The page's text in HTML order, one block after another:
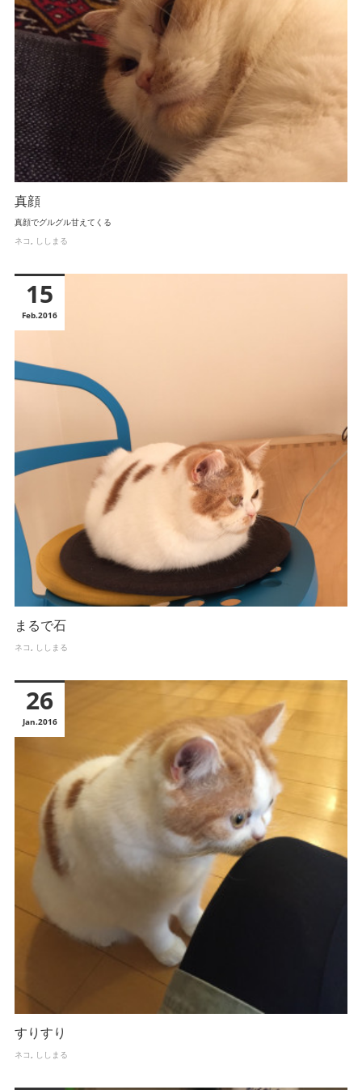
真顔
真顔でグルグル甘えてくる
ネコ ししまる
まるで石
15
Feb 2016
ネコ ししまる
すりすり
26
Jan 2016
ネコ ししまる